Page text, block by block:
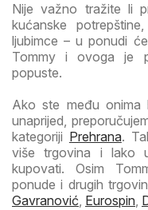
Nije važno tražite li
kućanske
ljubimce – u ponudi
Tommy i ovoga je
popuste.
Ako ste među onima
unaprijed,
kategoriji Prehrana.
više trgovina i lako
kupovati. Osim
ponude i drugih
Gavranović, Eurospin,